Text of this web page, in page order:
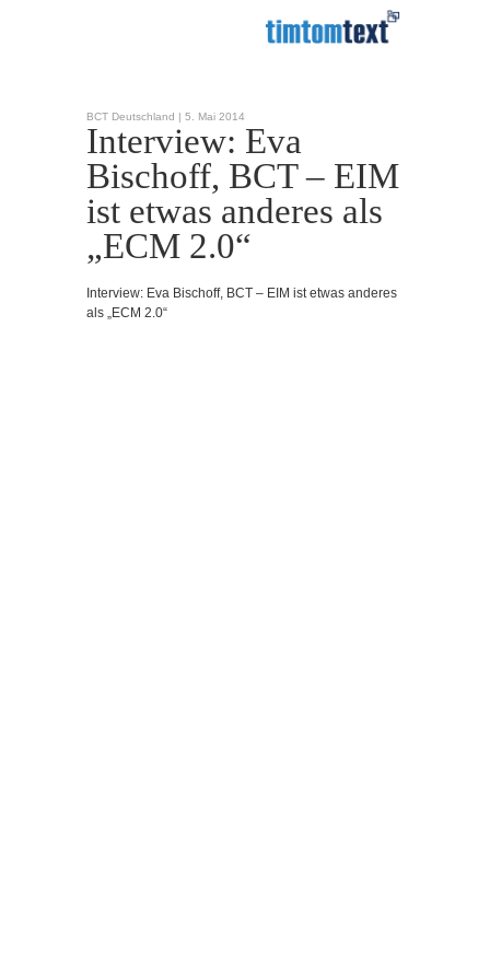
BCT Deutschland | 5. Mai 2014
Interview: Eva
Bischoff, BCT – EIM
ist etwas anderes als
„ECM 2.0“
Interview: Eva Bischoff, BCT – EIM ist etwas anderes
als „ECM 2.0“